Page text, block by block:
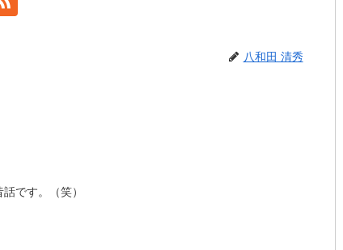
八和田 清秀
です。（笑）